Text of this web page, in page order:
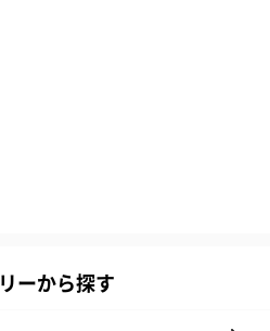
ーから探す